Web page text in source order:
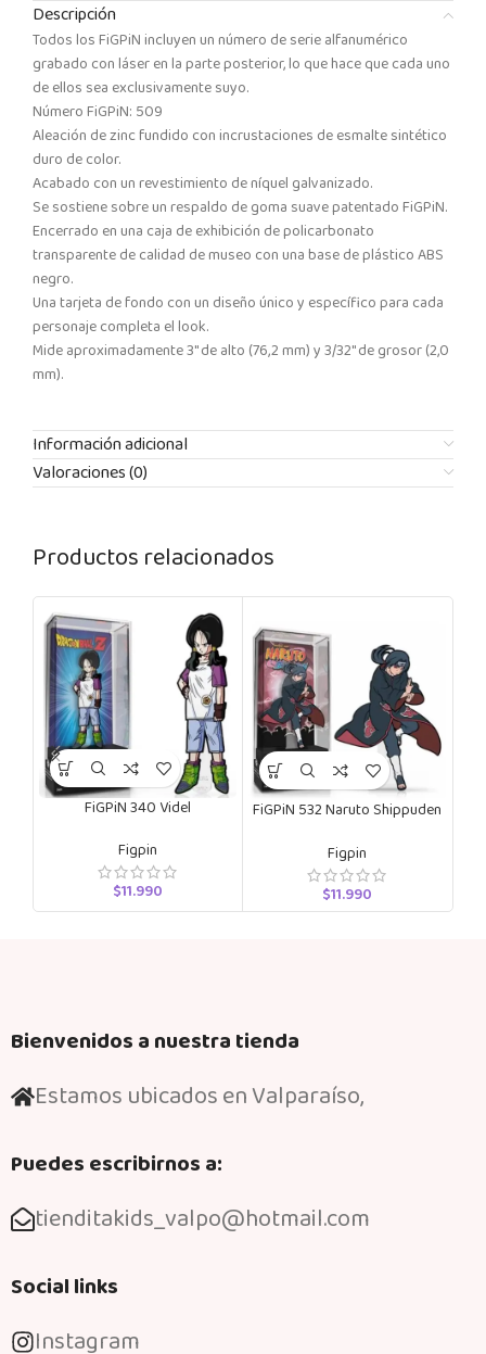
Descripción
Todos los FiGPiN incluyen un número de serie alfanumérico
grabado con láser en la parte posterior, lo que hace que cada uno
de ellos sea exclusivamente suyo.
Número FiGPiN: 509
Aleación de zinc fundido con incrustaciones de esmalte sintético
duro de color.
Acabado con un revestimiento de níquel galvanizado.
Se sostiene sobre un respaldo de goma suave patentado FiGPiN.
Encerrado en una caja de exhibición de policarbonato
transparente de calidad de museo con una base de plástico ABS
negro.
Una tarjeta de fondo con un diseño único y específico para cada
personaje completa el look.
Mide aproximadamente 3″ de alto (76,2 mm) y 3/32″ de grosor (2,0
mm).
Información adicional
Valoraciones (0)
Productos relacionados
FiGPiN 340 Videl
Figpin
$11.990
FiGPiN 532 Naruto Shippuden
Figpin
$11.990
Bienvenidos a nuestra tienda
Estamos ubicados en Valparaíso,
Puedes escribirnos a:
tienditakids_valpo@hotmail.com
Social links
Instagram